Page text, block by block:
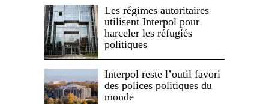
Les régimes autoritaires
utilisent Interpol pour
harceler les réfugiés
politiques
Interpol reste l’outil favori
des polices politiques du
monde